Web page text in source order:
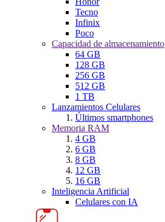
Tecno
Infinix
Poco
Capacidad de almacenamiento
64 GB
128 GB
256 GB
512 GB
1 TB
Lanzamientos Celulares
Últimos smartphones
Memoria RAM
4 GB
6 GB
8 GB
12 GB
16 GB
Inteligencia Artificial
Celulares con IA